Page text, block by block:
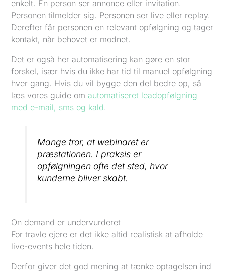
enkelt. En person ser annonce eller invitation.
Personen tilmelder sig. Personen ser live eller replay.
Derefter får personen en relevant opfølgning og tager
kontakt, når behovet er modnet.
Det er også her automatisering kan gøre en stor
forskel, især hvis du ikke har tid til manuel opfølgning
hver gang. Hvis du vil bygge den del bedre op, så
læs vores guide omautomatiseret leadopfølgning
med e-mail, sms og kald.
Mange tror, at webinaret er
præstationen. I praksis er
opfølgningen ofte det sted, hvor
kunderne bliver skabt.
On demand er undervurderet
For travle ejere er det ikke altid realistisk at afholde
live-events hele tiden.
Derfor giver det god mening at tænke optagelsen ind